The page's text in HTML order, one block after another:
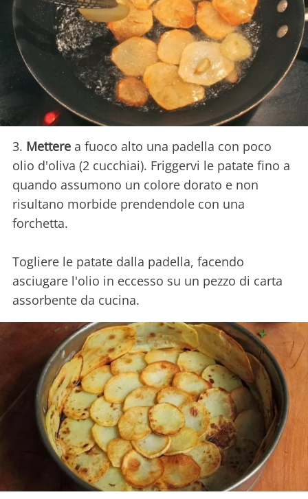
3. Mettere a fuoco alto una padella con poco
olio d'oliva (2 cucchiai). Friggervi le patate fino a
quando assumono un colore dorato e non
risultano morbide prendendole con una
forchetta.
Togliere le patate dalla padella, facendo
asciugare l'olio in eccesso su un pezzo di carta
assorbente da cucina.